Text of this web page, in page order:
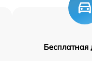
Бесплатная